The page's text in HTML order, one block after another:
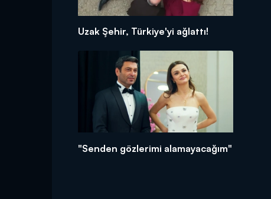
Uzak Şehir, Türkiye'yi ağlattı!
"Senden gözlerimi alamayacağım"